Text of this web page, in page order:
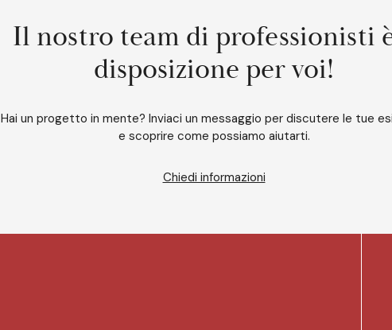
Il nostro team di professionisti
disposizione per voi!
Hai un progetto in mente? Inviaci un messaggio per discutere le tue
e scoprire come possiamo aiutarti.
Chiedi informazioni